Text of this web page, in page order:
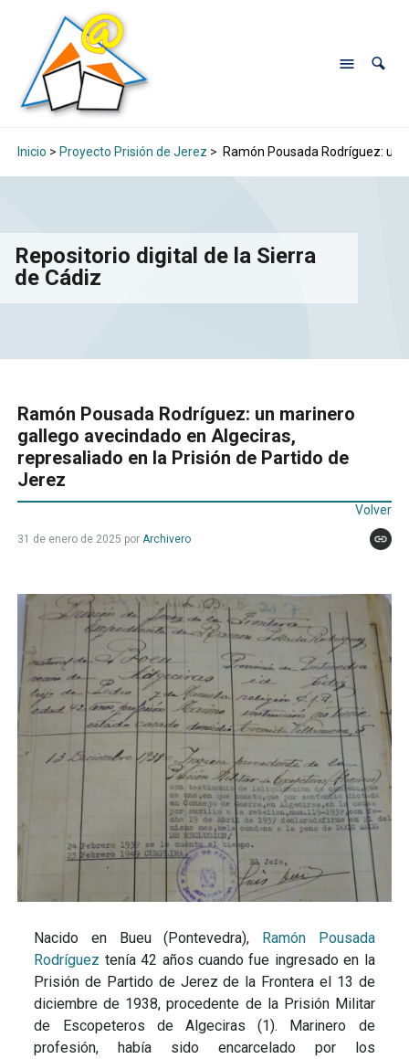
Inicio > Proyecto Prisión de Jerez > Ramón Pousada Rodríguez:
Repositorio digital de la Sierra
de Cádiz
Ramón Pousada Rodríguez: un marinero
gallego avecindado en Algeciras,
represaliado en la Prisión de Partido de
Jerez
Volver
31 de enero de 2025 por Archivero
Nacido en Bueu (Pontevedra),
Ramón Pousada
Rodríguez tenía 42 años cuando fue ingresado en la
Prisión de Partido de Jerez de la Frontera el 13 de
diciembre de 1938, procedente de la Prisión Militar
de Escopeteros de Algeciras (1). Marinero de
profesión, había sido encarcelado por los